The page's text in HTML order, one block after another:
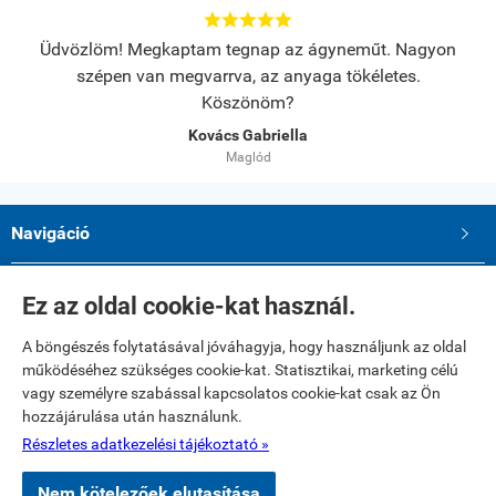
Ez az oldal cookie-kat használ.
A böngészés folytatásával jóváhagyja, hogy használjunk az oldal
működéséhez szükséges cookie-kat. Statisztikai, marketing célú
vagy személyre szabással kapcsolatos cookie-kat csak az Ön
hozzájárulása után használunk.
Részletes adatkezelési tájékoztató »

Üdvözlöm! Megkaptam tegnap az ágyneműt. Nagyon
szépen van megvarrva, az anyaga tökéletes.
Köszönöm?
Kovács Gabriella
Maglód
Navigáció 
Saját fiók
Elérhetőségek
Paku Andrea ev.
2234 Maglód, Dózsa György utca 39
Telefon: 06 20 321 23 77
E-mail: textilshop1@gmail.com